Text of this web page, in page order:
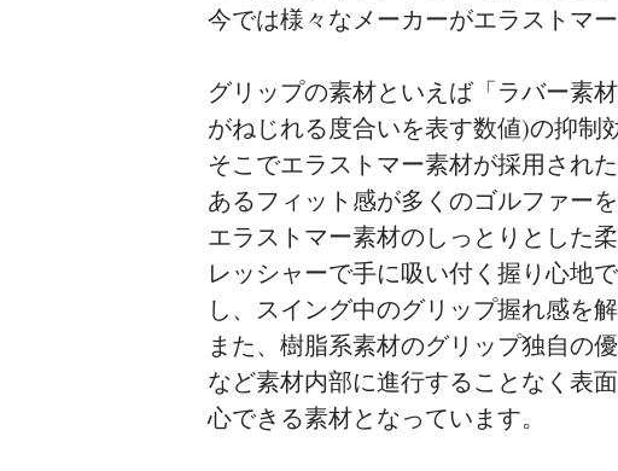
今では様々なメーカーがエラストマ
グリップの素材といえば「ラバー素
がねじれる度合いを表す数値)の抑制
そこでエラストマー素材が採用され
あるフィット感が多くのゴルファーを
エラストマー素材のしっとりとした
レッシャーで手に吸い付く握り心地
し、スイング中のグリップ握れ感を解
また、樹脂系素材のグリップ独自の
など素材内部に進行することなく表
心できる素材となっています。